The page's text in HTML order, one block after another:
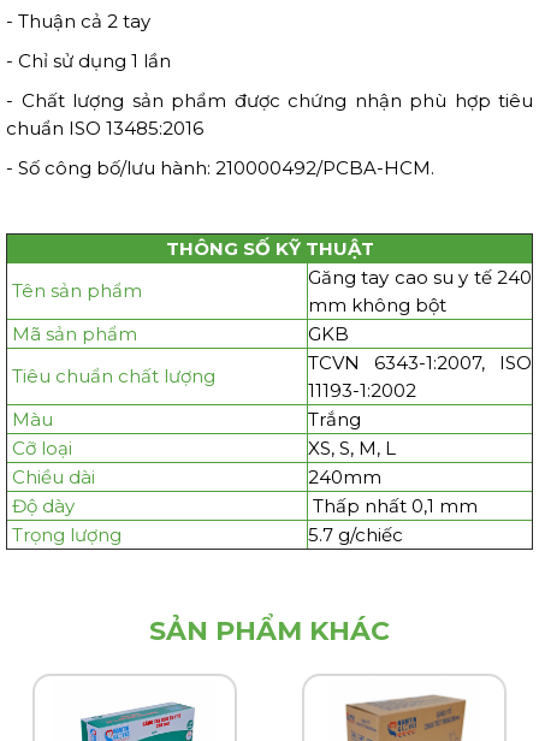
- Thuận cả 2 tay
- Chỉ sử dụng 1 lần
- Chất lượng sản phẩm được chứng nhận phù hợp tiêu
chuẩn ISO 13485:2016
- Số công bố/lưu hành: 210000492/PCBA-HCM.
THÔNG SỐ KỸ THUẬT
Tên sản phẩm
Găng tay cao su y tế 240
mm không bột
Mã sản phẩm
GKB
Tiêu chuẩn chất lượng
TCVN 6343-1:2007, ISO
11193-1:2002
Màu
Trắng
Cỡ loại
XS, S, M, L
Chiều dài
240mm
Độ dày
Thấp nhất 0,1 mm
Trọng lượng
5.7 g/chiếc
SẢN PHẨM KHÁC